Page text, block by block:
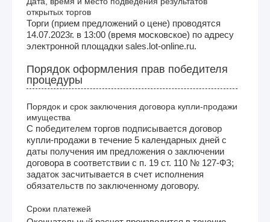
открытых торгов
Торги (прием предложений о цене) проводятся
14.07.2023г. в 13:00 (время московское) по адресу
электронной площадки sales.lot-online.ru.
Порядок оформления прав победителя
процедуры
Порядок и срок заключения договора купли-продажи
имущества
С победителем торгов подписывается договор
купли-продажи в течение 5 календарных дней с
даты получения им предложения о заключении
договора в соответствии с п. 19 ст. 110 № 127-ФЗ;
задаток засчитывается в счет исполнения
обязательств по заключенному договору.
Сроки платежей